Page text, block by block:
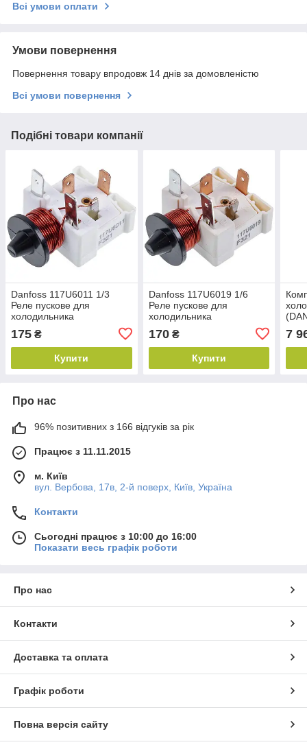
Всі умови оплати
Умови повернення
Повернення товару впродовж 14 днів за домовленістю
Всі умови повернення
Подібні товари компанії
Danfoss 117U6011 1/3
Реле пускове для
холодильника
175 ₴
Купити
Danfoss 117U6019 1/6
Реле пускове для
холодильника
170₴
Купити
7
Про нас
96% позитивних з 166 відгуків за рік
Працює з 11.11.2015
м. Київ
вул. Вербова, 17в, 2-й поверх, Київ, Україна
Контакти
Сьогодні працює з 10:00 до 16:00
Показати весь графік роботи
Про нас
Контакти
Доставка та оплата
Графік роботи
Повна версія сайту